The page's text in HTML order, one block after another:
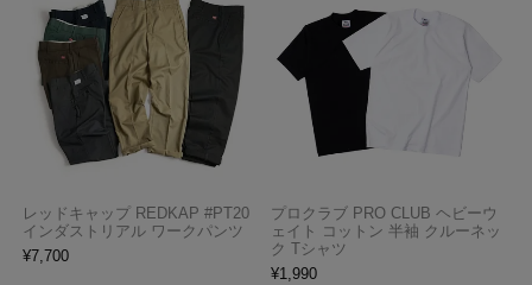
レッドキャップ REDKAP #PT20
インダストリアル ワークパンツ
¥7,700
プロクラブ PRO CLUB ヘビーウ
ェイト コットン 半袖 クルーネッ
ク Tシャツ
¥1,990